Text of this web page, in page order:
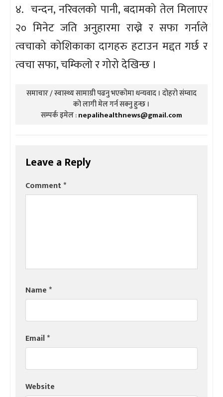
४. चन्दन, नरिवलको पानी, बदामको तेल मिलाएर
२० मिनेट जति अनुहारमा राख्ने र सफा गर्नाले
त्वचाको कोशिकाका दागहरु हटाउन मद्दत गर्छ र
त्वचा सफा, चम्किलो र गोरो देखिन्छ ।
समाचार / स्वास्थ्य सामाग्री पढनु भएकोमा धन्यवाद । दोहरो संम्वाद
को लागी मेल गर्न सक्नु हुन्छ ।
सम्पर्क इमेल :nepalihealthnews@gmail.com
Leave a Reply
Comment*
Name*
Email*
Website